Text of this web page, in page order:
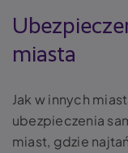
miasta
Jak w innych
ubezpieczenia
miast, gdzie